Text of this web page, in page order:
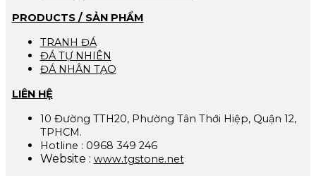
PRODUCTS / SẢN PHẨM
TRANH ĐÁ
ĐÁ TỰ NHIÊN
ĐÁ NHÂN TẠO
LIÊN HỆ
10 Đường TTH20, Phường Tân Thới Hiệp, Quận 12,
TPHCM.
Hotline : 0968 349 246
Website : www.tgstone.net